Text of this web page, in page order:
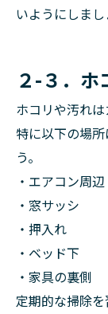
いようにしまし
２-３．ホ
ホコリや汚れは
特に以下の場
う。
・エアコン周辺
・窓サッシ
・押入れ
・ベッド下
・家具の裏側
定期的な掃除